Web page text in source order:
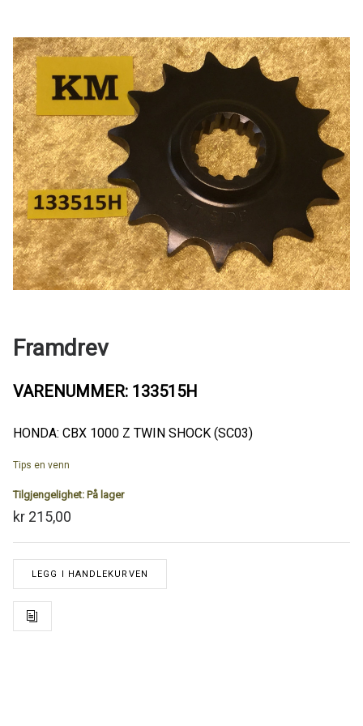
Framdrev
VARENUMMER: 133515H
HONDA: CBX 1000 Z TWIN SHOCK (SC03)
Tips en venn
Tilgjengelighet: På lager
kr 215,00
LEGG I HANDLEKURVEN